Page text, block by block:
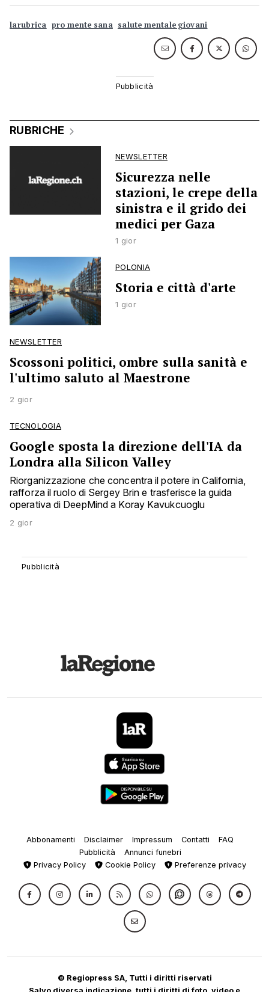
larubrica pro mente sana salute mentale giovani
RUBRICHE
NEWSLETTER
Sicurezza nelle
stazioni, le crepe della
sinistra e il grido dei
medici per Gaza
1 gior
POLONIA
Storia e città d'arte
1 gior
NEWSLETTER
Scossoni politici, ombre sulla sanità e
l'ultimo saluto al Maestrone
2 gior
TECNOLOGIA
Google sposta la direzione dell'IA da
Londra alla Silicon Valley
Riorganizzazione che concentra il potere in California,
rafforza il ruolo di Sergey Brin e trasferisce la guida
operativa di DeepMind a Koray Kavukcuoglu
2 gior
Abbonamenti Disclaimer Impressum Contatti
FAQ
Pubblicità
Annunci funebri
Privacy Policy
Cookie Policy Preferenze privacy
© Regiopress SA, Tutti i diritti riservati